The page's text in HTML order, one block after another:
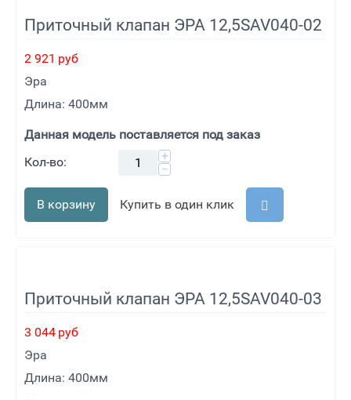
Приточный клапан ЭРА 12,5SAV040-02
2 921 руб
Эра
Длина: 400мм
Данная модель поставляется под заказ
Кол-во:
+
−
В корзину Купить в один клик
Приточный клапан ЭРА 12,5SAV040-03
3 044 руб
Эра
Длина: 400мм